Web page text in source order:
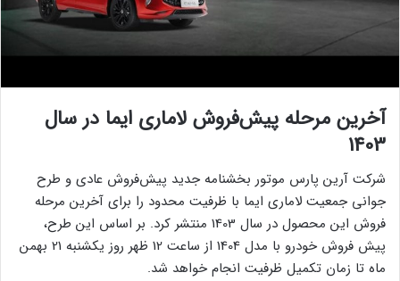
آخرین مرحله پیش‌فروش لاماری ایما در سال
1403
شرکت آرین پارس موتور بخشنامه جدید پیش‌فروش عادی و طرح
جوانی جمعیت لاماری ایما با ظرفیت محدود را برای آخرین مرحله
فروش این محصول در سال 1403 منتشر کرد. بر اساس این طرح،
پیش فروش خودرو با مدل 1404 از ساعت 12 ظهر روز یکشنبه 21 بهمن
ماه تا زمان تکمیل ظرفیت انجام خواهد شد.